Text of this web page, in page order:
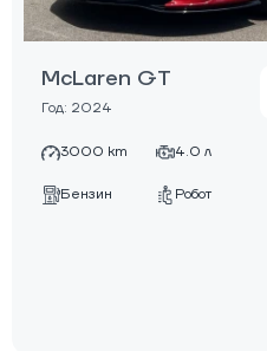
McLaren GT
Год: 2024
3000 km 4.0 л
Бензин Робот